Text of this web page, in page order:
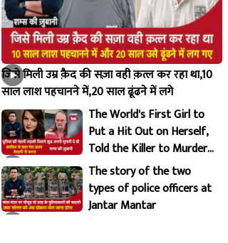
जिसे मिली उम्र क़ैद की सज़ा वही क़त्ल कर रहा था,10
साल लाश पहचानने में,20 साल ढूंढने में लगे
The World's First Girl to
Put a Hit Out on Herself,
Told the Killer to Murder
Her Brutally
The story of the two
types of police officers at
Jantar Mantar